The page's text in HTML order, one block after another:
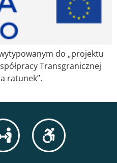
do „projektu
Transgranicznej
ratunek”.